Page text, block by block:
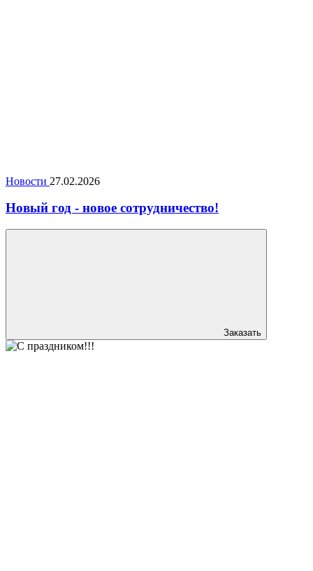
Новости 27.02.2026
Новый год - новое сотрудничество!
Заказать